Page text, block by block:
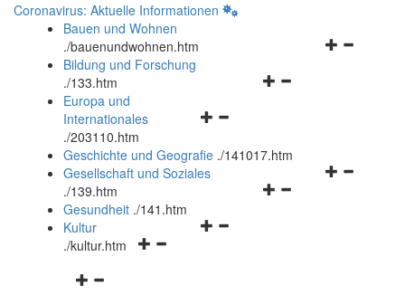
Coronavirus: Aktuelle Informationen
Bauen und Wohnen
./bauenundwohnen.htm
Navigationsmenü
Bildung und Forschung
./133.htm
Navigationsmenü
und
schließen
Europa und
Internationales
./203110.htm
Geschichte und Geografie ./141017.htm
Navigationsmenü
Gesellschaft und Soziales
./139.htm
Navigationsmenü
Gesundheit ./141.htm
Navigationsmenü
Kultur
./kultur.htm
Navigationsmenü